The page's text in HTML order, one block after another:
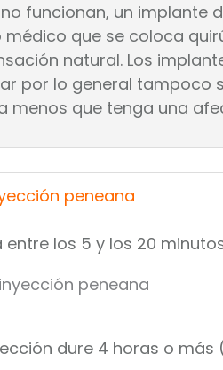
funcionan, un implante
médico que se coloca
natural. Los
por lo general tampoco
menos que tenga una
peneana
los 5 y los 20
dure 4 horas o